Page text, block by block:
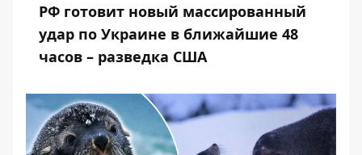
РФ готовит новый массированный
удар по Украине в ближайшие 48
часов – разведка США